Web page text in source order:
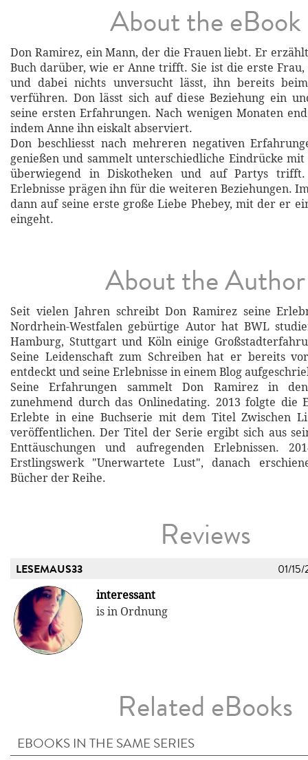
About the eBook
Don Ramirez, ein Mann, der die Frauen liebt. Er
Buch darüber, wie er Anne trifft. Sie ist die erste
und dabei nichts unversucht lässt, ihn bereits
verführen. Don lässt sich auf diese Beziehung ein
seine ersten Erfahrungen. Nach wenigen Monaten
indem Anne ihn eiskalt abserviert.
Don beschliesst nach mehreren negativen
genießen und sammelt unterschiedliche Eindrücke
überwiegend in Diskotheken und auf Partys trifft.
Erlebnisse prägen ihn für die weiteren Beziehungen.
dann auf seine erste große Liebe Phebey, mit der er
eingeht.
About the Author
Seit vielen Jahren schreibt Don Ramirez seine
Nordrhein-Westfalen gebürtige Autor hat BWL
Hamburg, Stuttgart und Köln einige
Seine Leidenschaft zum Schreiben hat er bereits
entdeckt und seine Erlebnisse in einem Blog
Seine Erfahrungen sammelt Don Ramirez in
zunehmend durch das Onlinedating. 2013 folgte die
Erlebte in eine Buchserie mit dem Titel Zwischen
veröffentlichen. Der Titel der Serie ergibt sich aus
Enttäuschungen und aufregenden Erlebnissen.
Erstlingswerk "Unerwartete Lust", danach
Bücher der Reihe.
Reviews
LESEMAUS33 01/15/
interessant
is in Ordnung
Related eBooks
EBOOKS IN THE SAME SERIES